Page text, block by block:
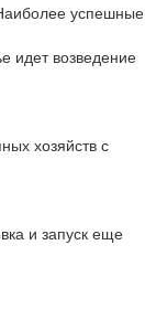
успешные
идет возведение
хозяйств с
и запуск еще